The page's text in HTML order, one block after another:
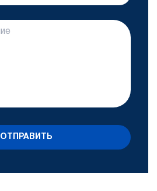
ОТПРАВИТЬ